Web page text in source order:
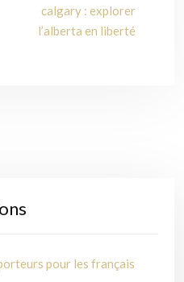
calgary : explorer
l’alberta en liberté
pour les français